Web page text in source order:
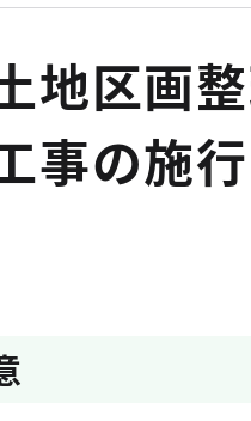
地区画
事の施行